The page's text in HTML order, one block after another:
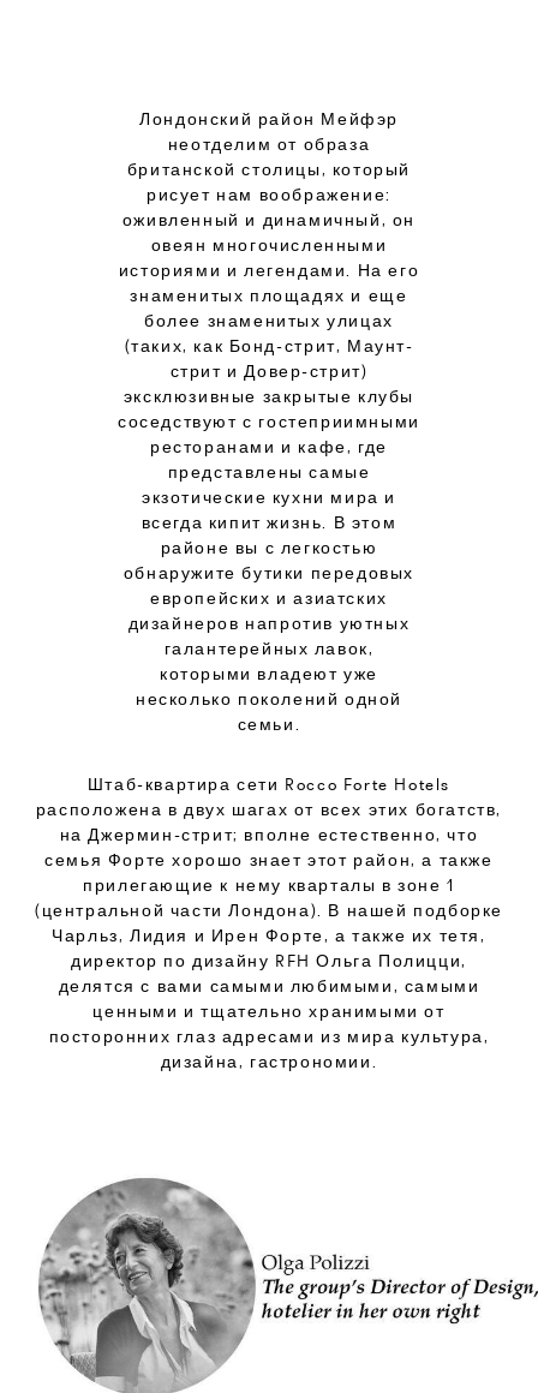
Лондонский район Мейфэр
неотделим от образа
британской столицы, который
рисует нам воображение:
оживленный и динамичный, он
овеян многочисленными
историями и легендами. На его
знаменитых площадях и еще
более знаменитых улицах
(таких, как Бонд-стрит, Маунт-
стрит и Довер-стрит)
эксклюзивные закрытые клубы
соседствуют с гостеприимными
ресторанами и кафе, где
представлены самые
экзотические кухни мира и
всегда кипит жизнь. В этом
районе вы с легкостью
обнаружите бутики передовых
европейских и азиатских
дизайнеров напротив уютных
галантерейных лавок,
которыми владеют уже
несколько поколений одной
семьи.
Штаб-квартира сети Rocco Forte Hotels
расположена в двух шагах от всех этих богатств,
на Джермин-стрит; вполне естественно, что
семья Форте хорошо знает этот район, а также
прилегающие к нему кварталы в зоне 1
(центральной части Лондона). В нашей подборке
Чарльз, Лидия и Ирен Форте, а также их тетя,
директор по дизайну RFH Ольга Полицци,
делятся с вами самыми любимыми, самыми
ценными и тщательно хранимыми от
посторонних глаз адресами из мира культура,
дизайна, гастрономии.